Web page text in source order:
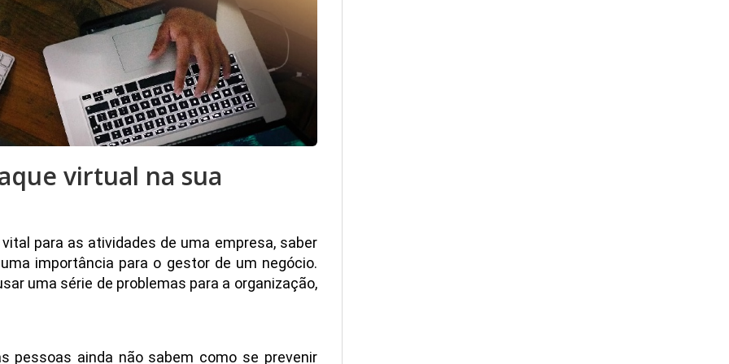
virtual na sua
para as atividades de uma empresa, saber
importância para o gestor de um negócio.
uma série de problemas para a organização,
pessoas ainda não sabem como se prevenir